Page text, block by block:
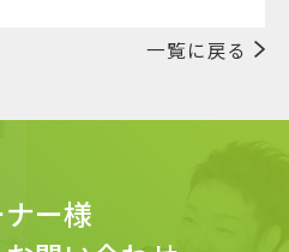
一覧に戻る
ー様